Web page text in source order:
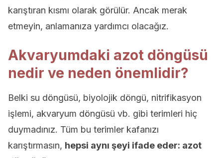
karıştıran kısmı olarak görülür. Ancak merak
etmeyin, anlamanıza yardımcı olacağız.
Akvaryumdaki azot döngüsü
nedir ve neden önemlidir?
Belki su döngüsü, biyolojik döngü, nitrifikasyon
işlemi, akvaryum döngüsü vb. gibi terimleri hiç
duymadınız. Tüm bu terimler kafanızı
karıştırmasın, hepsi aynı şeyi ifade eder: azot